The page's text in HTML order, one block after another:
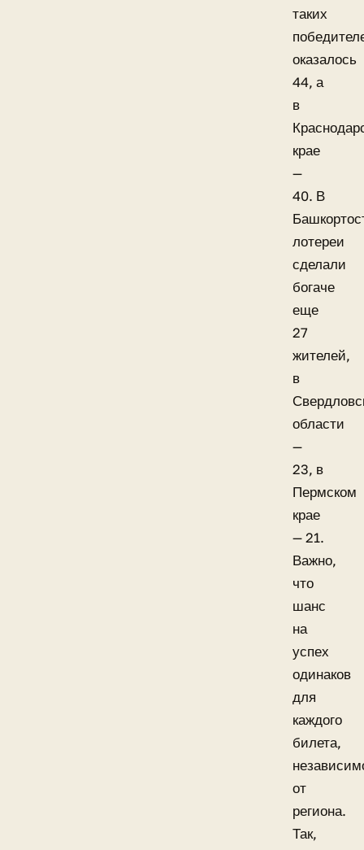
таких
оказалось
44, а
в
крае
—
40. В
лотереи
сделали
богаче
еще
27
жителей,
в
области
—
23, в
Пермском
крае
— 21.
Важно,
что
шанс
на
успех
одинаков
для
каждого
билета,
от
региона.
Так,